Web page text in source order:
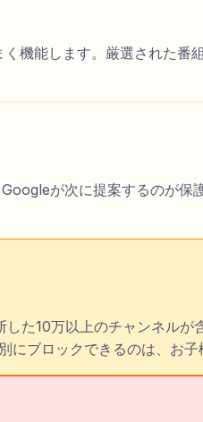
機能します。厳選された
が次に提案するのが
た10万以上のチャンネル
ブロックできるのは、お子